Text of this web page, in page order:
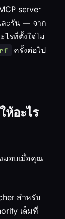
server
ละรัน — จาก
ไรที่ตั้งใจไม่
ครั้งต่อไป
ห้อะไร
มอบเมื่อคุณ
สำหรับ
เต็มที่